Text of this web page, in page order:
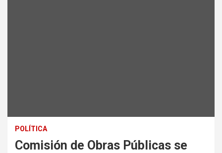
POLÍTICA
Comisión de Obras Públicas se